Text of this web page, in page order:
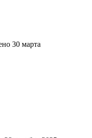
30 марта